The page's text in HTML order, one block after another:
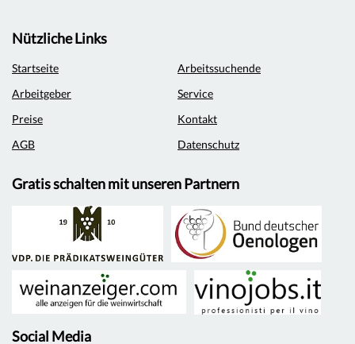
Nützliche Links
Startseite
Arbeitssuchende
Arbeitgeber
Service
Preise
Kontakt
AGB
Datenschutz
Gratis schalten mit unseren Partnern
Social Media